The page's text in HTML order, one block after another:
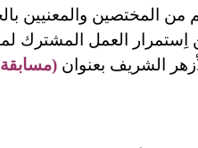
من المختصين والمعنيين
اِستمرار العمل المشترك
الشريف بعنوان (مسابقة